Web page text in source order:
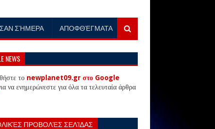
ΣΑΝ ΣΉΜΕΡΑ ΑΠΟΦΘΈΓΜΑΤΑ
NEWS
το newplanet09.gr στο Google
να ενημερώνεστε για όλα τα τελευταία άρθρα
ΠΡΟΒΟΛΈΣ ΣΕΛΊΔΑΣ